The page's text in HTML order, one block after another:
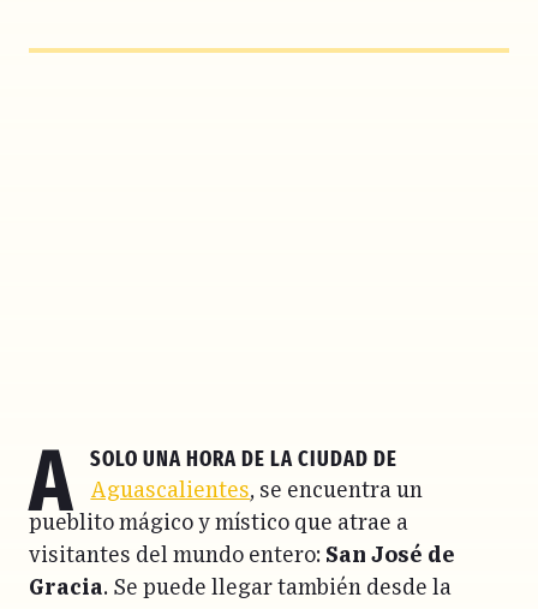
A solo una hora de la Ciudad de
Aguascalientes, se encuentra un
pueblito mágico y místico que atrae a
visitantes del mundo entero: San José de
Gracia. Se puede llegar también desde la